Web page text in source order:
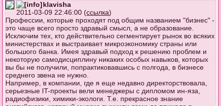
klavisha
2011-03-09 22:46:00 (ссылка)
Профессии, которые проходят под общим названием "бизнес" -
это чаще всего просто здравый смысл, а не образование.
Исключим тех, кто действительно сегментирует рынок во всяких
министерствах и выстраивает микроэкономику страны или
большого банка. Имея здравый подход к решению проблем и
некоторую самодисциплину никаких особых навыков, которых
вы бы не получили, попрактиковавшись с полгода, в бизнесе
среднего звена не нужно.
Например, в компании, где я еще недавно директорствовала,
серьезные IT-проекты вели менеджеры с дипломом ин-яза,
радиофизики, химики-экологи. Т.е. прекрасное знание